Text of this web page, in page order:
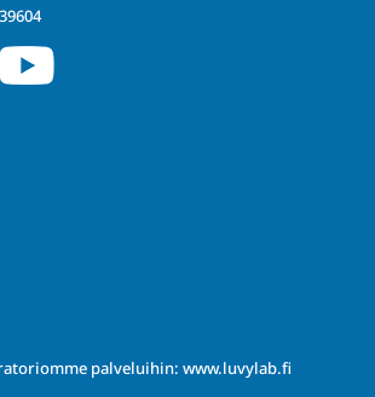
palveluihin: www.luvylab.fi